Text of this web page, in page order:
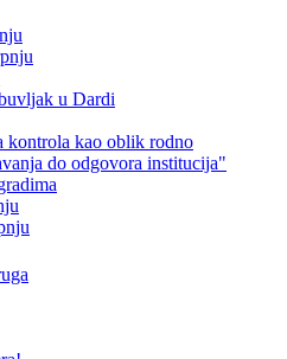
u Dardi
kontrola kao oblik rodno
do odgovora institucija"